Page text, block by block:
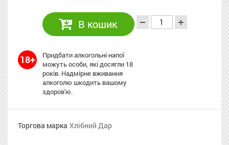
В кошик
18+
Придбати алкогольні напої
можуть особи, які досягли 18
років. Надмірне вживання
алкоголю шкодить вашому
здоров'ю.
Торгова марка Хлібний Дар